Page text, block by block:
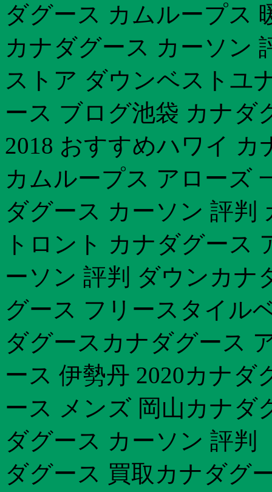
ダグース カムループス
カナダグース カーソン
ストア ダウンベストユ
ース ブログ池袋 カナダ
2018 おすすめハワイ
カムループス アローズ
ダグース カーソン 評判
トロント カナダグース
ーソン 評判 ダウンカナ
グース フリースタイル
ダグースカナダグース
ース 伊勢丹 2020カナ
ース メンズ 岡山カナダ
ダグース カーソン 評判
ダグース 買取カナダグ